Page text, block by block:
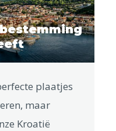
plaatjes
maar
Kroatië